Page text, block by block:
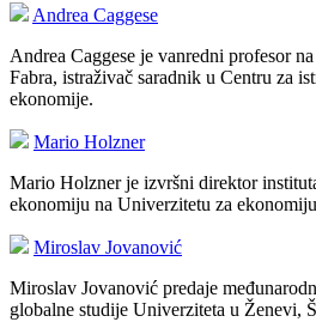
Andrea Caggese
Andrea Caggese je vanredni profesor
Fabra, istraživač saradnik u Centru za
ekonomije.
Mario Holzner
Mario Holzner je izvršni direktor
ekonomiju na Univerzitetu za
Miroslav Jovanović
Miroslav Jovanović predaje
globalne studije Univerziteta u Ženevi,